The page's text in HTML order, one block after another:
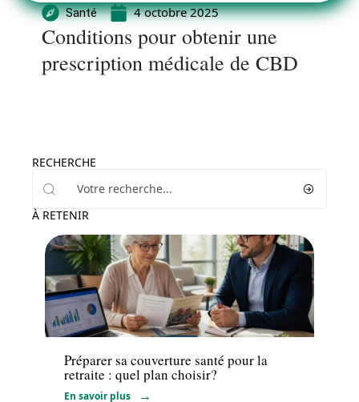
Santé 4 octobre 2025
Conditions pour obtenir une
prescription médicale de CBD
RECHERCHE
À RETENIR
Seniors
Préparer sa couverture santé pour la
retraite : quel plan choisir?
En savoir plus